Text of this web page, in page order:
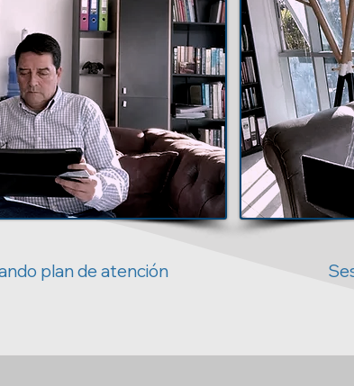
plan de atención